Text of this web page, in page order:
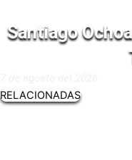
Santiago
RELACIONADAS